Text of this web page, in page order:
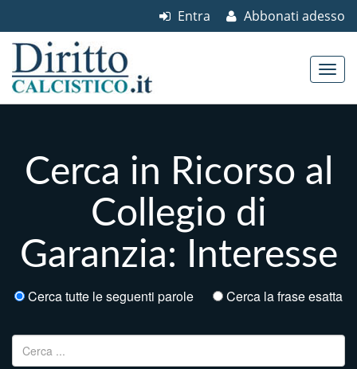
Abbonati adesso
Entra
Cerca in Ricorso al
Collegio di
Garanzia: Interesse
Cerca tutte le seguenti parole Cerca la frase esatta
Ricerca per: